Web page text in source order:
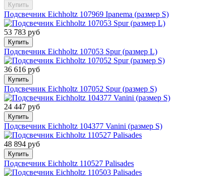
Купить
Подсвечник Eichholtz 107969 Ipanema (размер S)
53 783 руб
Купить
Подсвечник Eichholtz 107053 Spur (размер L)
36 616 руб
Купить
Подсвечник Eichholtz 107052 Spur (размер S)
24 447 руб
Купить
Подсвечник Eichholtz 104377 Vanini (размер S)
48 894 руб
Купить
Подсвечник Eichholtz 110527 Palisades